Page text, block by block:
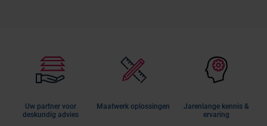
Uw partner voor
deskundig advies
Maatwerk oplossingen
Jarenlange kennis &
ervaring